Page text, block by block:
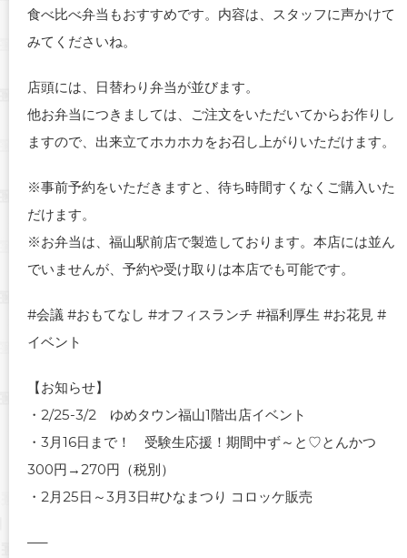
食べ比べ弁当もおすすめです。内容は、スタッフに声かけて
みてくださいね。
店頭には、日替わり弁当が並びます。
他お弁当につきましては、ご注文をいただいてからお作りし
ますので、出来立てホカホカをお召し上がりいただけます。
※事前予約をいただきますと、待ち時間すくなくご購入いた
だけます。
※お弁当は、福山駅前店で製造しております。本店には並ん
でいませんが、予約や受け取りは本店でも可能です。
#会議 #おもてなし #オフィスランチ #福利厚生 #お花見 #
イベント
【お知らせ】
・2/25-3/2 ゆめタウン福山1階出店イベント
・3月16日まで！ 受験生応援！期間中ず～と♡とんかつ
300円→270円（税別）
・2月25日～3月3日#ひなまつり コロッケ販売
—–